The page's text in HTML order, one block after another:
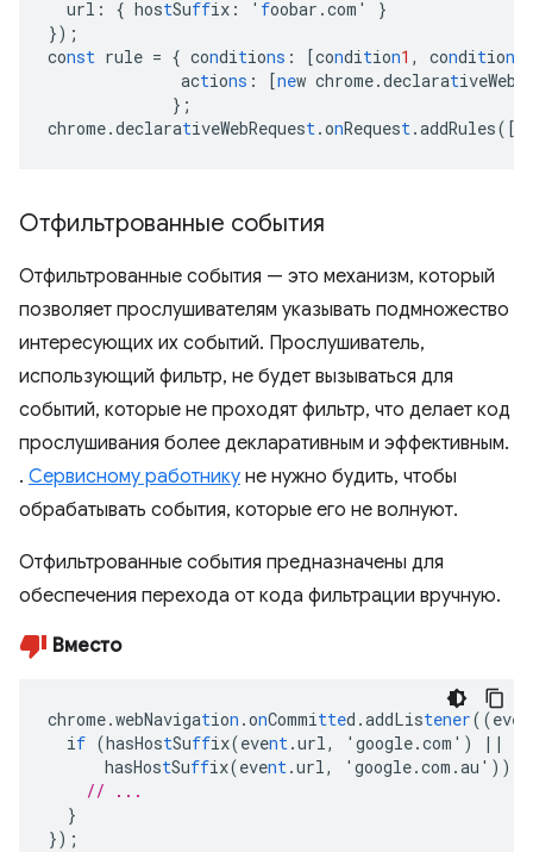
url : { hostSuffix : ' foobar.com'
}
});
const rule = { conditions : [condition1 , condition
actions : [new chrome.declarat
} ;
chrome.declarativeWebRequest .onRequest .addRules( [
Отфильтрованные события
Отфильтрованные события — это механизм, который
позволяет прослушивателям указывать подмножество
интересующих их событий. Прослушиватель,
использующий фильтр, не будет вызываться для
событий, которые не проходят фильтр, что делает код
прослушивания более декларативным и эффективным.
. Сервисному работнику не нужно будить, чтобы
обрабатывать события, которые его не волнуют.
Отфильтрованные события предназначены для
обеспечения перехода от кода фильтрации вручную.
Вместо
chrome.webNavigation .onCommitted.addListener((eve
if (hasHostSuffix(event.url, 'google.com')
||
hasHostSuffix(event.url, 'google.com.au'))
// ...
}
});